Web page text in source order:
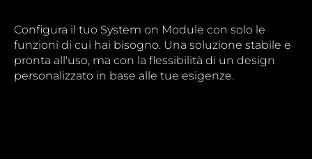
Configura il tuo System on Module con solo le
funzioni di cui hai bisogno. Una soluzione stabile e
pronta all'uso, ma con la flessibilità di un design
personalizzato in base alle tue esigenze.